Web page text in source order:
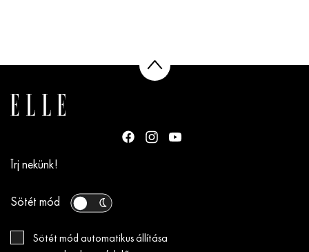
Írj nekünk!
Sötét mód
Sötét mód automatikus állítása